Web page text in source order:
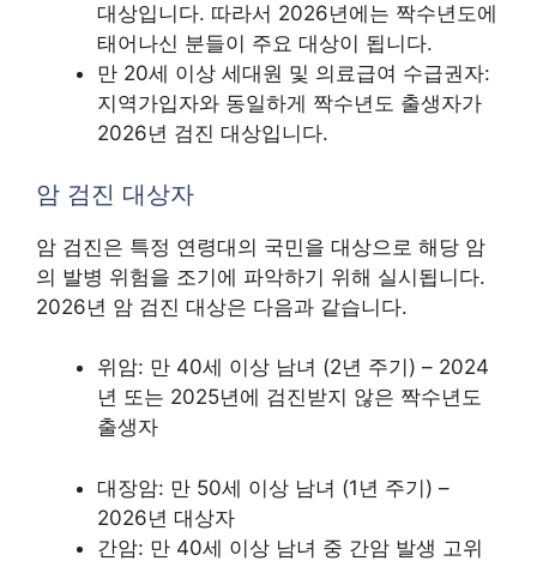
대상입니다. 따라서 2026년에는 짝수년도에
태어나신 분들이 주요 대상이 됩니다.
만 20세 이상 세대원 및 의료급여 수급권자:
지역가입자와 동일하게 짝수년도 출생자가
2026년 검진 대상입니다.
암 검진 대상자
암 검진은 특정 연령대의 국민을 대상으로 해당 암
의 발병 위험을 조기에 파악하기 위해 실시됩니다.
2026년 암 검진 대상은 다음과 같습니다.
위암: 만 40세 이상 남녀 (2년 주기) – 2024
년 또는 2025년에 검진받지 않은 짝수년도
출생자
대장암: 만 50세 이상 남녀 (1년 주기) –
2026년 대상자
간암: 만 40세 이상 남녀 중 간암 발생 고위